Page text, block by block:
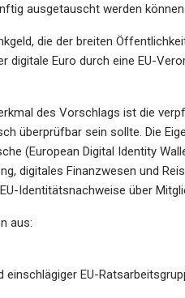
ausgetauscht werden können.
die der breiten
digitale Euro durch eine EU-
des Vorschlags ist die
überprüfbar sein sollte. Die
(European Digital Identity
digitales Finanzwesen und
Identitätsnachweise über
aus:
einschlägiger EU-